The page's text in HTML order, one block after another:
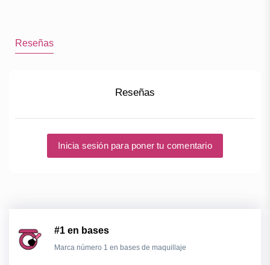
Reseñas
Reseñas
Inicia sesión para poner tu comentario
#1 en bases
Marca número 1 en bases de maquillaje